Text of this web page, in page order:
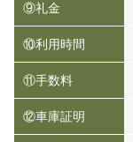
⑨礼金
⑩利用時間
⑪手数料
⑫車庫証明